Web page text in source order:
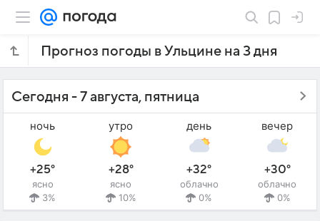
Прогноз погоды в Ульцине на 3 дня
Сегодня - 7 августа, пятница
ночь
+25°
ясно
3%
утро
+28°
ясно
10%
день
+32°
облачно
0%
вечер
+30°
облачно
0%